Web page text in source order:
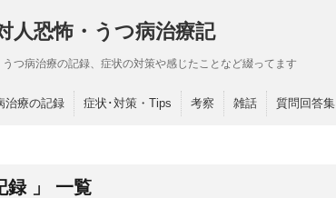
人恐怖・うつ病治療記
つ病治療の記録、症状の対策や感じたことなど綴ってます
治療の記録 症状･対策・Tips 考察 雑話 質問回答集
録 」 一覧